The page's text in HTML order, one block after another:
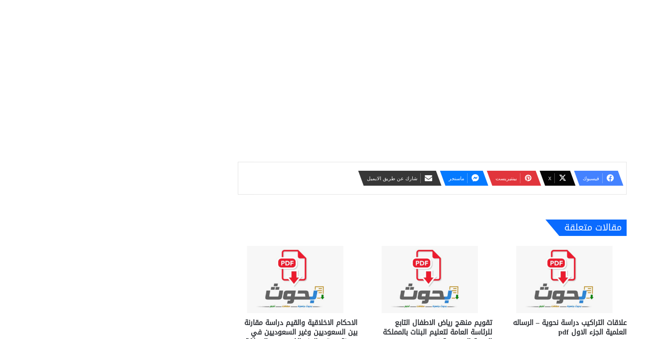
فيسبوك ‫X بينتيريست ماسنجر شارك عن طريق الايميل
مقالات متعلقة
علاقات التراكيب دراسة نحوية – الرساله
العلمية الجزء الاول pdf
تقويم منهج رياض الاطفال التابع
للرئاسة العامة لتعليم البنات بالمملكة
الاحكام الاخلاقية والقيم دراسة مقارنة
بين السعوديين وغير السعوديين في